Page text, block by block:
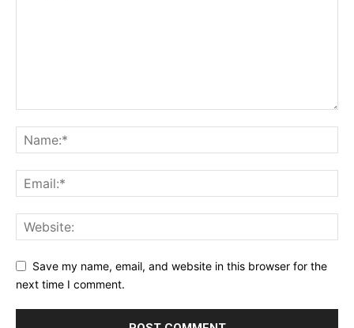
Save my name, email, and website in this browser for the
next time I comment.